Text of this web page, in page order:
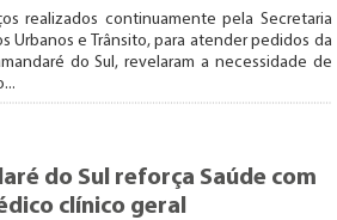
realizados continuamente pela Secretaria
Urbanos e Trânsito, para atender pedidos da
do Sul, revelaram a necessidade de
do Sul reforça Saúde com
clínico geral